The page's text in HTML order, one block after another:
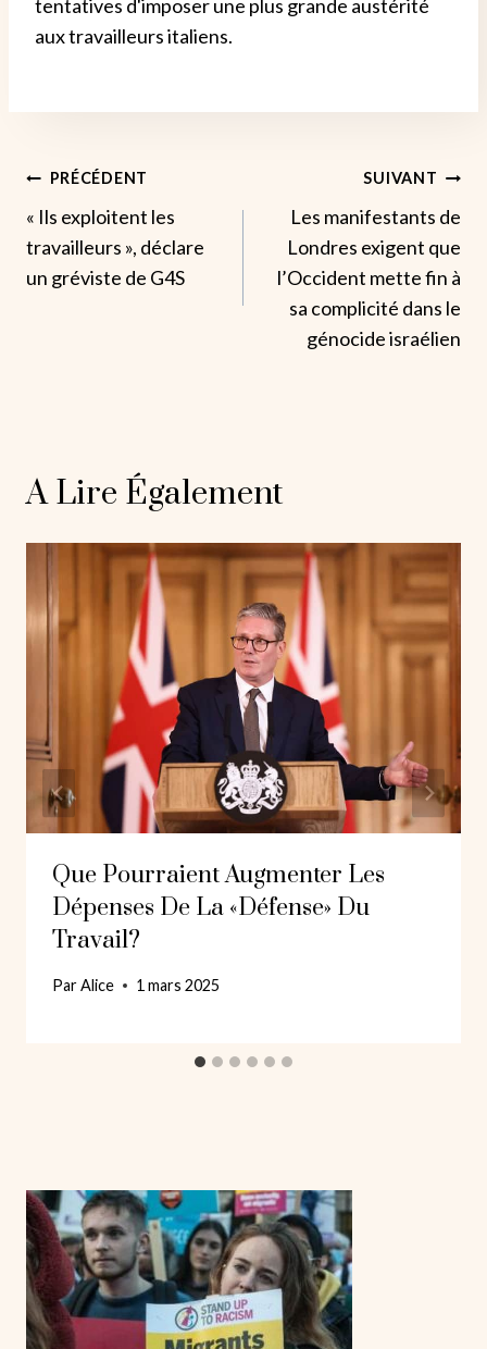
tentatives d'imposer une plus grande austérité
aux travailleurs italiens.
Navigation
De
L’article
PRÉCÉDENT
« Ils exploitent les
travailleurs », déclare
un gréviste de G4S
SUIVANT
Les manifestants de
Londres exigent que
l’Occident mette fin à
sa complicité dans le
génocide israélien
A Lire Également
Que Pourraient Augmenter Les
Dépenses De La «défense» Du
Travail?
ParAlice 1 mars 2025